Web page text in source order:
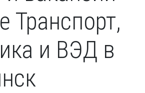
Транспорт,
и ВЭД в